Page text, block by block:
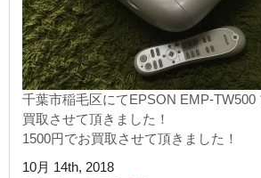
千葉市稲毛区にてEPSON EMP-TW500
買取させて頂きました！
1500円でお買取させて頂きました！
10月 14th, 2018